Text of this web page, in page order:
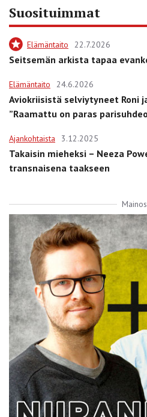
Suosituimmat
Elämäntaito 22.7.2026
Seitsemän arkista tapaa
Elämäntaito 24.6.2026
Aviokriisistä selviytyneet Roni
”Raamattu on paras
Ajankohtaista 3.12.2025
Takaisin mieheksi – Neeza
transnaisena taakseen
Mainos